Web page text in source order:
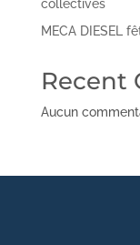
collectives
MECA DIESEL
Recent
Aucun